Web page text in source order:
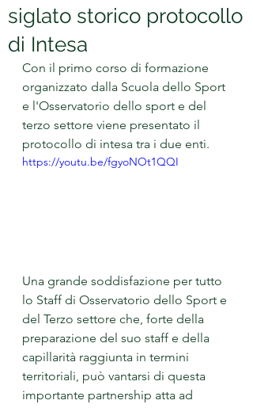
siglato storico protocollo
di Intesa
Con il primo corso di formazione
organizzato dalla Scuola dello Sport
e l'Osservatorio dello sport e del
terzo settore viene presentato il
protocollo di intesa tra i due enti.
https://youtu.be/fgyoNOt1QQI
Una grande soddisfazione per tutto
lo Staff di Osservatorio dello Sport e
del Terzo settore che, forte della
preparazione del suo staff e della
capillarità raggiunta in termini
territoriali, può vantarsi di questa
importante partnership atta ad